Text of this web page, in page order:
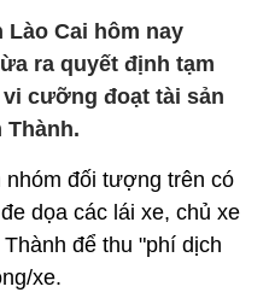
Lào Cai hôm nay
ra quyết định tạm
cưỡng đoạt tài sản
Thành.
nhóm đối tượng trên có
dọa các lái xe, chủ xe
để thu "phí dịch
xe.